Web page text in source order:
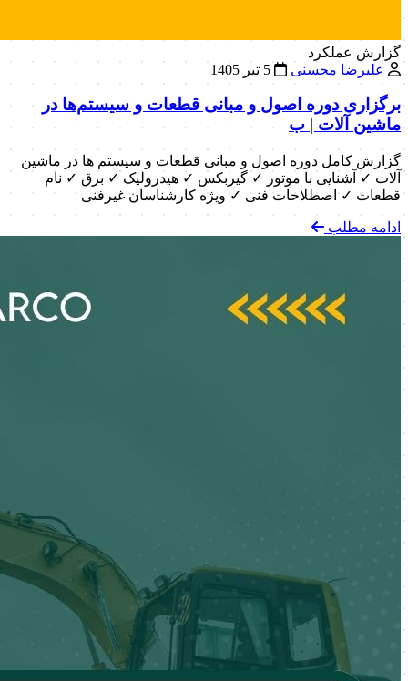
گزارش عملکرد
علیرضا محسنی
برگزاری دوره اصول و مبانی قطعات و سیستم‌ها در
ماشین آلات | ب
گزارش کامل دوره اصول و مبانی قطعات و سیستم ها در ماشین
آلات ✓ آشنایی با موتور ✓ گیربکس ✓ هیدرولیک ✓ برق ✓ نام
قطعات ✓ اصطلاحات فنی ✓ ویژه کارشناسان غیرفنی
ادامه مطلب